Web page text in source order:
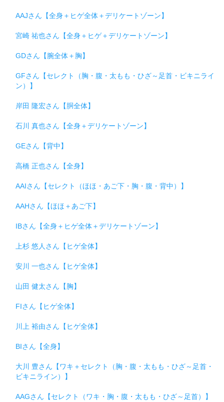
AAJさん【全身＋ヒゲ全体＋デリケートゾーン】
宮崎 祐也さん【全身＋ヒゲ＋デリケートゾーン】
GDさん【腕全体＋胸】
GFさん【セレクト（胸・腹・太もも・ひざ～足首・ビキニライ
ン）】
岸田 隆宏さん【胴全体】
石川 真也さん【全身＋デリケートゾーン】
GEさん【背中】
高橋 正也さん【全身】
AAIさん【セレクト（ほほ・あご下・胸・腹・背中）】
AAHさん【ほほ＋あご下】
IBさん【全身＋ヒゲ全体＋デリケートゾーン】
上杉 悠人さん【ヒゲ全体】
安川 一也さん【ヒゲ全体】
山田 健太さん【胸】
FIさん【ヒゲ全体】
川上 裕由さん【ヒゲ全体】
BIさん【全身】
大川 豊さん【ワキ＋セレクト（胸・腹・太もも・ひざ～足首・
ビキニライン）】
AAGさん【セレクト（ワキ・胸・腹・太もも・ひざ～足首）】